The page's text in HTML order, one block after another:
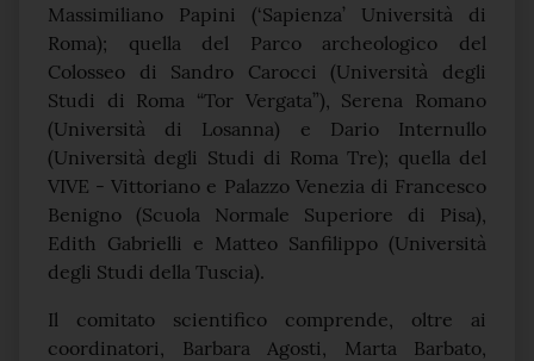
Massimiliano Papini (‘Sapienza’ Università di
Roma); quella del Parco archeologico del
Colosseo di Sandro Carocci (Università degli
Studi di Roma “Tor Vergata”), Serena Romano
(Università di Losanna) e Dario Internullo
(Università degli Studi di Roma Tre); quella del
VIVE - Vittoriano e Palazzo Venezia di Francesco
Benigno (Scuola Normale Superiore di Pisa),
Edith Gabrielli e Matteo Sanfilippo (Università
degli Studi della Tuscia).
Il comitato scientifico comprende, oltre ai
coordinatori, Barbara Agosti, Marta Barbato,